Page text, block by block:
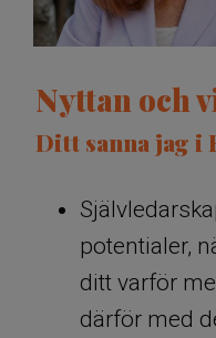
Nyttan och
Ditt sanna jag i
potentialer,
ditt varför
därför med